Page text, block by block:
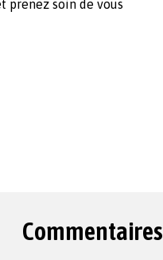
prenez soin de vous
Commentaires